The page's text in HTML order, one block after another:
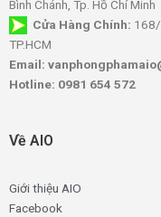
Bình Chánh, Tp. Hồ Chí Minh
Cửa Hàng Chính: 168/
TP.HCM
Email:
Hotline: 0981 654 572
Về AIO
Giới thiệu AIO
Facebook